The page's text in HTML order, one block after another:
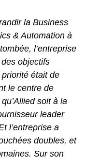
la Business
& Automation à
l’entreprise
objectifs
était de
le centre de
soit à la
leader
l’entreprise a
doubles, et
Sur son